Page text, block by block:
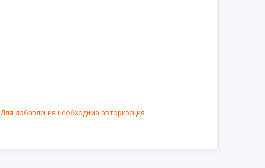
Для добавления необходима авторизация